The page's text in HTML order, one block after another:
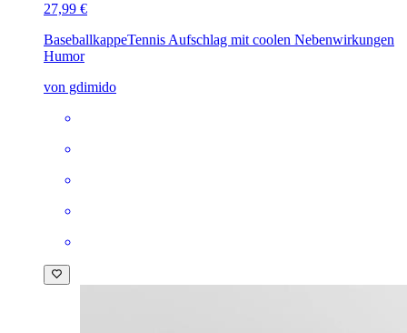
27,99 €
BaseballkappeTennis Aufschlag mit coolen Nebenwirkungen
Humor
von gdimido